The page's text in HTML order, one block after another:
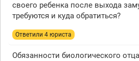
своего ребенка после выхода
требуются и куда обратиться?
Ответили 4 юристa
Обязанности биологического